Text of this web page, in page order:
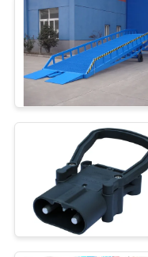
MAPPA
DEL
SITO
INFORMATIVA
PRIVACY